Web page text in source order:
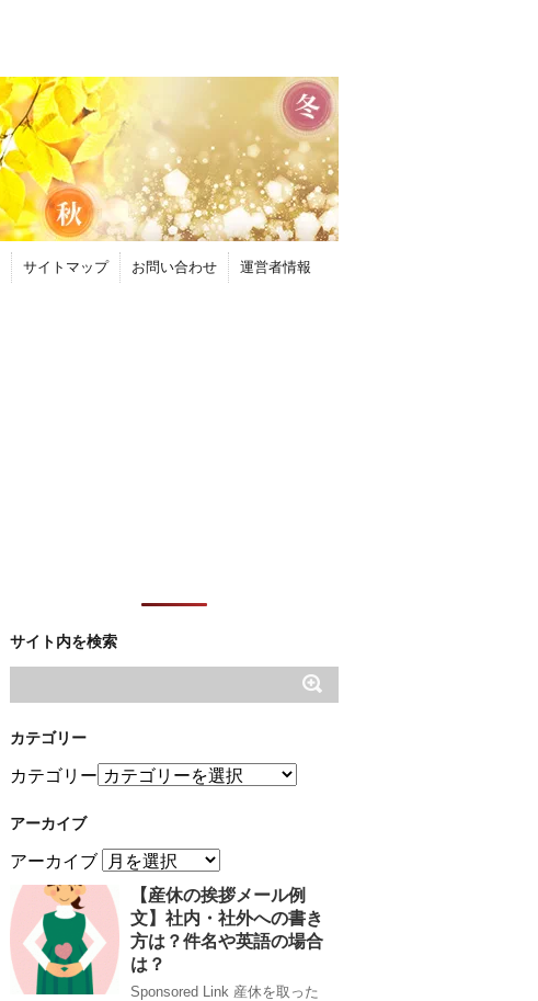
サイトマップ お問い合わせ 運営者情報
サイト内を検索
カテゴリー
カテゴリー
アーカイブ
アーカイブ
【産休の挨拶メール例
文】社内・社外への書き
方は？件名や英語の場合
は？
Sponsored Link 産休を取った